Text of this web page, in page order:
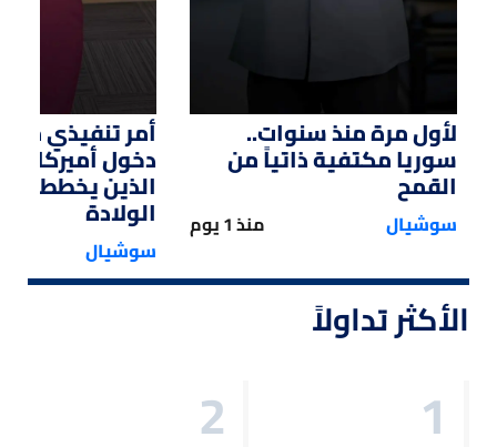
لأول مرة منذ سنوات..
سوريا مكتفية ذاتياً من
القمح
سوشيال منذ 1 يوم
أمر تنفيذي من
دخول أميركا
الذين يخططون
الولادة
سوشيال
الأكثر تداولاً